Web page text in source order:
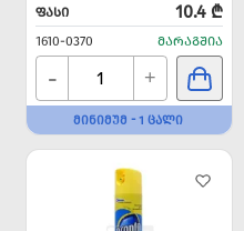
ᲤᲐᲡᲘ
10.4 ₾
1610-0370 ᲛᲐᲠᲐᲒᲨᲘᲐ
- +
ᲛᲘᲜᲘᲛᲣᲛ - 1 ᲪᲐᲚᲘ